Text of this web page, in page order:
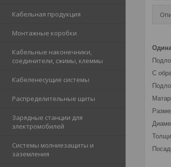
Кабельная продукция
Монтажные коробки
Кабельные наконечники,
соединители, сжимы, клеммы
Кабеленесущие системы
Распределительные щиты
Зарядные станции для
электромобилей
Системы молниезащиты и
заземления
С